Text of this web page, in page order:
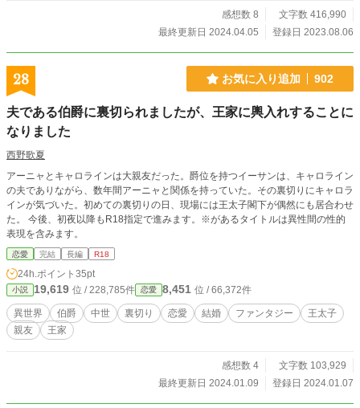
他、予告なく特殊性癖も入っております。エロはありますが
終盤まで挿入はありません。以上ご理解の上楽しんでいただ
感想数 8
文字数 416,990
最終更新日 2024.04.05
登録日 2023.08.06
28 お気に入り追加 902
夫である伯爵に裏切られましたが、王家に輿入れすることに
なりました
西野歌夏
アーニャとキャロラインは大親友だった。爵位を持つイーサンは、キャロライン
の夫でありながら、数年間アーニャと関係を持っていた。その裏切りにキャロラ
インが気づいた。初めての裏切りの日、現場には王太子閣下が偶然にも居合わせ
た。 今後、初夜以降もR18指定で進みます。※があるタイトルは異性間の性的
表現を含みます。
恋愛 完結 長編 R18
24h.ポイント 35pt
小説 19,619 位 / 228,785件 恋愛 8,451 位 / 66,372件
異世界 伯爵 中世 裏切り 恋愛 結婚 ファンタジー
王太子
親友
王家
感想数 4
文字数 103,929
最終更新日 2024.01.09
登録日 2024.01.07